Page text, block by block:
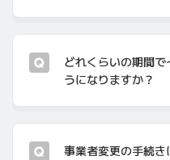
どれくらいの期間
うになりますか？
事業者変更の手続き